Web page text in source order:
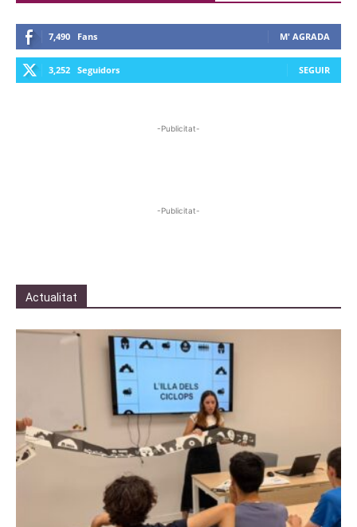
7,490 Fans M' AGRADA
3,252 Seguidors SEGUIR
-Publicitat-
-Publicitat-
Actualitat